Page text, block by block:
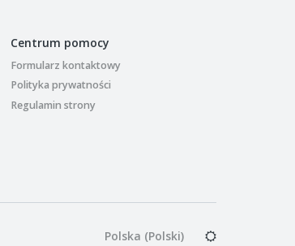
Centrum pomocy
Formularz kontaktowy
Polityka prywatności
Regulamin strony
Polska (Polski)